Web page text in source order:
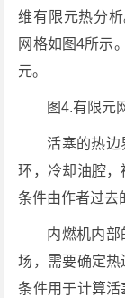
维有限元热分
网格如图4所示
元。
图4.有限元
活塞的热边
环，冷却油腔
条件由作者过去
内燃机内部
场，需要确定
条件用于计算